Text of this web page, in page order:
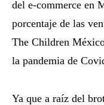
del e-commerce en
porcentaje de las
The Children
la pandemia de
Ya que a raíz del